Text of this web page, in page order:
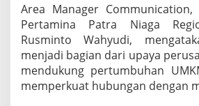
e
l
2
0
2
6
Area Manager Communication,
Pertamina Patra Niaga
Rusminto Wahyudi,
menjadi bagian dari upaya
mendukung pertumbuhan
memperkuat hubungan dengan